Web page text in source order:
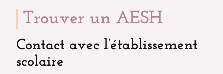
Trouver un AESH
Contact avec l’établissement
scolaire